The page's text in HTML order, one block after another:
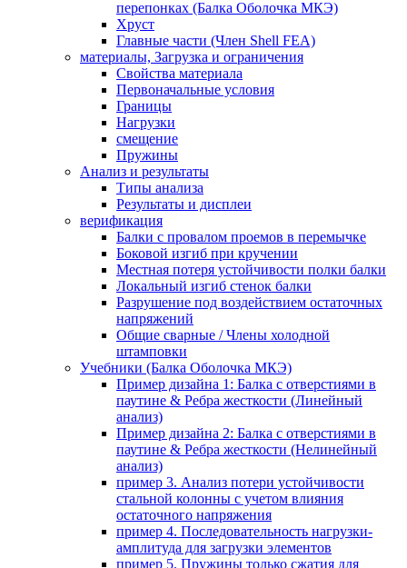
перепонках (Балка Оболочка МКЭ)
Хруст
Главные части (Член Shell FEA)
материалы, Загрузка и ограничения
Свойства материала
Первоначальные условия
Границы
Нагрузки
смещение
Пружины
Анализ и результаты
Типы анализа
Результаты и дисплеи
верификация
Балки с провалом проемов в перемычке
Боковой изгиб при кручении
Местная потеря устойчивости полки балки
Локальный изгиб стенок балки
Разрушение под воздействием остаточных
напряжений
Общие сварные / Члены холодной
штамповки
Учебники (Балка Оболочка МКЭ)
Пример дизайна 1: Балка с отверстиями в
паутине & Ребра жесткости (Линейный
анализ)
Пример дизайна 2: Балка с отверстиями в
паутине & Ребра жесткости (Нелинейный
анализ)
пример 3. Анализ потери устойчивости
стальной колонны с учетом влияния
остаточного напряжения
пример 4. Последовательность нагрузки-
амплитуда для загрузки элементов
пример 5. Пружины только сжатия для